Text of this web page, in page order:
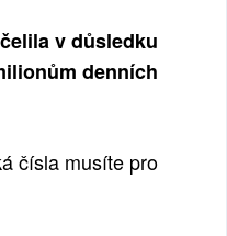
v důsledku
denních
čísla musíte pro